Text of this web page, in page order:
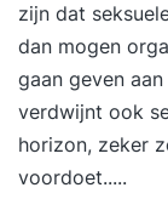
zijn dat
dan mogen
gaan geven
verdwijnt ook
horizon, zeker
voordoet.....